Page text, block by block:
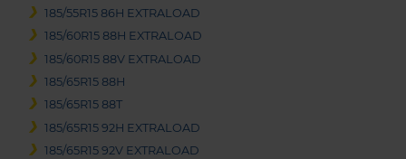
185/55R15 86H EXTRALOAD
185/60R15 88H EXTRALOAD
185/60R15 88V EXTRALOAD
185/65R15 88H
185/65R15 88T
185/65R15 92H EXTRALOAD
185/65R15 92V EXTRALOAD